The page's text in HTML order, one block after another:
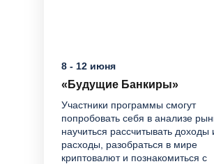
«Будущие Банкиры»
8 - 12 июня
Участники программы смогут
попробовать себя в анализе
научиться рассчитывать доходы
расходы, разобраться в мире
криптовалют и познакомиться с